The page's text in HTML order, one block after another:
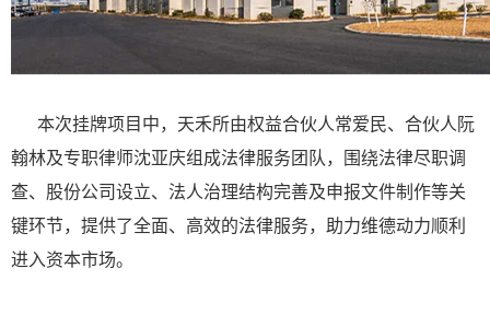
本次挂牌项目中，天禾所由权益合伙人常爱民、合伙人阮
翰林及专职律师沈亚庆组成法律服务团队，围绕法律尽职调
查、股份公司设立、法人治理结构完善及申报文件制作等关
键环节，提供了全面、高效的法律服务，助力维德动力顺利
进入资本市场。